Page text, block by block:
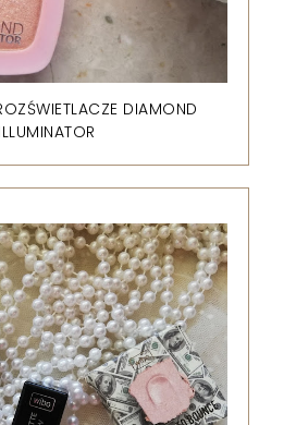
DIAMOND
ILLUMINATOR